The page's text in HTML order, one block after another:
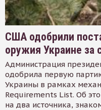
США одобрили
оружия Украине за
Администрация
одобрила первую
Украины в рамках
Requirements List. Об
на два источника,